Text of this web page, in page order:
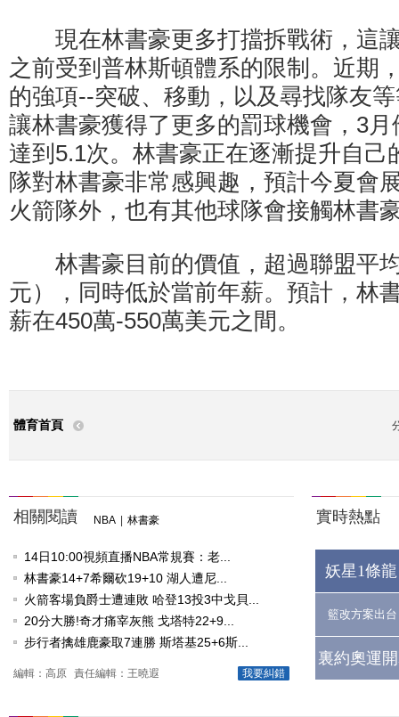
現在林書豪更多打擋拆戰術，這
之前受到普林斯頓體系的限制。近期
的強項--突破、移動，以及尋找隊友
讓林書豪獲得了更多的罰球機會，3
達到5.1次。林書豪正在逐漸提升自己
隊對林書豪非常感興趣，預計今夏會
火箭隊外，也有其他球隊會接觸林書
林書豪目前的價值，超過聯盟平均
元），同時低於當前年薪。預計，林
薪在450萬-550萬美元之間。
體育首頁
相關閱讀 NBA 林書豪
14日10:00視頻直播NBA常規賽：老...
林書豪14+7希爾砍19+10 湖人遭尼...
火箭客場負爵士遭連敗 哈登13投3中戈貝...
20分大勝!奇才痛宰灰熊 戈塔特22+9...
步行者擒雄鹿豪取7連勝 斯塔基25+6斯...
我要糾錯
編輯：高原 責任編輯：王曉遐
實時熱點
妖星1條
籃改方案出台
裏約奧運